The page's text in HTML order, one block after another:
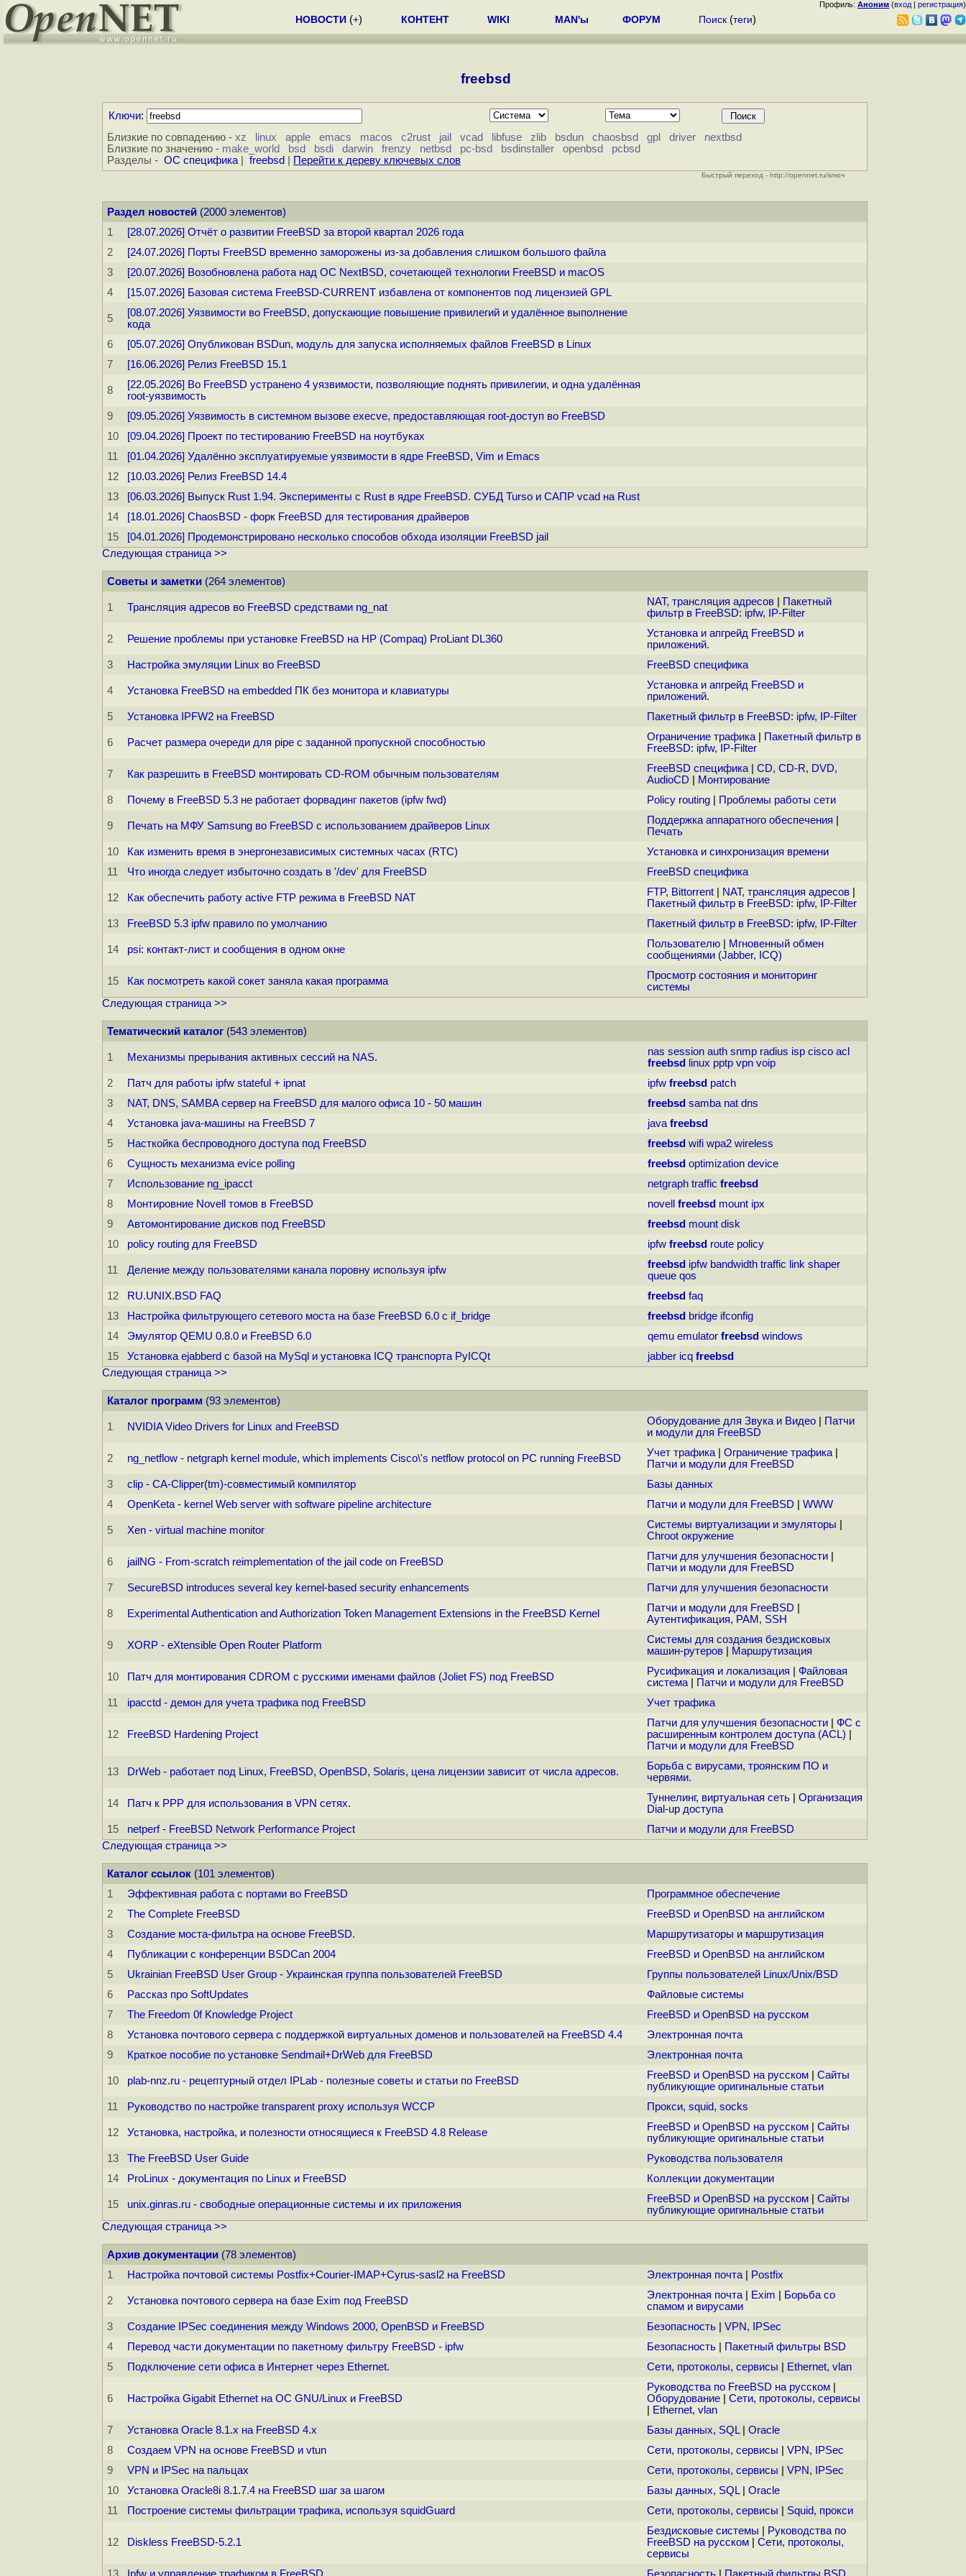
Профиль: Аноним (вход | регистрация)
НОВОСТИ (+) КОНТЕНТ WIKI MAN'ы ФОРУМ Поиск (теги)
freebsd
Ключи:
Близкие по совпадению - xz linux apple emacs macos c2rust jail vcad libfuse zlib bsdun chaosbsd gpl driver
nextbsd
Близкие по значению - make_world bsd bsdi darwin frenzy netbsd pc-bsd bsdinstaller openbsd
pcbsd
Разделы - ОС специфика| freebsd Перейти к дереву ключевых слов
Быстрый переход - http://opennet.ru/ключ
Раздел новостей (2000 элементов)
1
[28.07.2026] Отчёт о развитии FreeBSD за второй квартал 2026 года
2
[24.07.2026] Порты FreeBSD временно заморожены из-за добавления слишком большого файла
3
[20.07.2026] Возобновлена работа над ОС NextBSD, сочетающей технологии FreeBSD и macOS
4
[15.07.2026] Базовая система FreeBSD-CURRENT избавлена от компонентов под лицензией GPL
5
[08.07.2026] Уязвимости во FreeBSD, допускающие повышение привилегий и удалённое выполнение
кода
6
[05.07.2026] Опубликован BSDun, модуль для запуска исполняемых файлов FreeBSD в Linux
7
[16.06.2026] Релиз FreeBSD 15.1
8
[22.05.2026] Во FreeBSD устранено 4 уязвимости, позволяющие поднять привилегии, и одна удалённая
root-уязвимость
9
[09.05.2026] Уязвимость в системном вызове execve, предоставляющая root-доступ во FreeBSD
10
[09.04.2026] Проект по тестированию FreeBSD на ноутбуках
11
[01.04.2026] Удалённо эксплуатируемые уязвимости в ядре FreeBSD, Vim и Emacs
12
[10.03.2026] Релиз FreeBSD 14.4
13
[06.03.2026] Выпуск Rust 1.94. Эксперименты с Rust в ядре FreeBSD. СУБД Turso и САПР vcad на Rust
14
[18.01.2026] ChaosBSD - форк FreeBSD для тестирования драйверов
15
[04.01.2026] Продемонстрировано несколько способов обхода изоляции FreeBSD jail
Следующая страница >>
Советы и заметки (264 элементов)
1 Трансляция адресов во FreeBSD средствами ng_nat NAT, трансляция адресов
Пакетный
фильтр в FreeBSD: ipfw, IP-Filter
2 Решение проблемы при установке FreeBSD на HP (Compaq) ProLiant DL360
Установка и апгрейд FreeBSD и
приложений.
3
Настройка эмуляции Linux во FreeBSD FreeBSD специфика
4 Установка FreeBSD на embedded ПК без монитора и клавиатуры
Установка и апгрейд FreeBSD и
приложений.
5
Установка IPFW2 на FreeBSD Пакетный фильтр в FreeBSD: ipfw, IP-Filter
6 Расчет размера очереди для pipe с заданной пропускной способностью Ограничение трафика
Пакетный фильтр в
FreeBSD: ipfw, IP-Filter
7 Как разрешить в FreeBSD монтировать CD-ROM обычным пользователям FreeBSD специфика
CD, CD-R, DVD,
AudioCD
Монтирование
8
Почему в FreeBSD 5.3 не работает форвадинг пакетов (ipfw fwd) Policy routing Проблемы работы сети
9 Печать на МФУ Samsung во FreeBSD с использованием драйверов Linux Поддержка аппаратного обеспечения
Печать
10
Как изменить время в энергонезависимых системных часах (RTC)
Установка и синхронизация времени
11
Что иногда следует избыточно создать в '/dev' для FreeBSD FreeBSD специфика
12 Как обеспечить работу active FTP режима в FreeBSD NAT FTP, Bittorrent NAT, трансляция адресов
Пакетный фильтр в FreeBSD: ipfw, IP-Filter
13
FreeBSD 5.3 ipfw правило по умолчанию Пакетный фильтр в FreeBSD: ipfw, IP-Filter
14 psi: контакт-лист и сообщения в одном окне Пользователю
Мгновенный обмен
сообщениями (Jabber, ICQ)
15 Как посмотреть какой сокет заняла какая программа
Просмотр состояния и мониторинг
системы
Следующая страница >>
Тематический каталог (543 элементов)
1 Механизмы прерывания активных сессий на NAS. nas session auth snmp radius isp cisco acl
freebsd
linux pptp vpn voip
2
Патч для работы ipfw stateful + ipnat ipfw freebsd patch
3
NAT, DNS, SAMBA сервер на FreeBSD для малого офиса 10 - 50 машин freebsd samba nat dns
4
Установка java-машины на FreeBSD 7 java freebsd
5
Насткойка беспроводного доступа под FreeBSD freebsd wifi wpa2 wireless
6
Сущность механизма evice polling freebsd optimization device
7
Использование ng_ipacct netgraph traffic freebsd
8
Монтировние Novell томов в FreeBSD novell freebsd mount ipx
9
Автомонтирование дисков под FreeBSD freebsd mount disk
10
policy routing для FreeBSD ipfw freebsd route policy
11 Деление между пользователями канала поровну используя ipfw freebsd ipfw bandwidth traffic link shaper
queue qos
12
RU.UNIX.BSD FAQ freebsd faq
13
Настройка фильтрующего сетевого моста на базе FreeBSD 6.0 с if_bridge freebsd bridge ifconfig
14
Эмулятор QEMU 0.8.0 и FreeBSD 6.0 qemu emulator freebsd windows
15
Установка ejabberd с базой на MySql и установка ICQ транспорта PyICQt jabber icq freebsd
Следующая страница >>
Каталог программ (93 элементов)
1 NVIDIA Video Drivers for Linux and FreeBSD Оборудование для Звука и Видео
Патчи
и модули для FreeBSD
2 ng_netflow - netgraph kernel module, which implements Cisco\'s netflow protocol on PC running FreeBSD Учет трафика Ограничение трафика
Патчи и модули для FreeBSD
3
clip - CA-Clipper(tm)-совместимый компилятор
Базы данных
4
OpenKeta - kernel Web server with software pipeline architecture Патчи и модули для FreeBSD WWW
5 Xen - virtual machine monitor Системы виртуализации и эмуляторы
Chroot окружение
6 jailNG - From-scratch reimplementation of the jail code on FreeBSD Патчи для улучшения безопасности
Патчи и модули для FreeBSD
7
SecureBSD introduces several key kernel-based security enhancements Патчи для улучшения безопасности
8 Experimental Authentication and Authorization Token Management Extensions in the FreeBSD Kernel Патчи и модули для FreeBSD
Аутентификация, PAM, SSH
9 XORP - eXtensible Open Router Platform
Системы для создания бездисковых
машин-рутеров
Маршрутизация
10 Патч для монтирования CDROM с русскими именами файлов (Joliet FS) под FreeBSD Русификация и локализация
Файловая
система
Патчи и модули для FreeBSD
11
ipacctd - демон для учета трафика под FreeBSD Учет трафика
12 FreeBSD Hardening Project
Патчи для улучшения безопасности
ФС с
расширенным контролем доступа (ACL)
Патчи и модули для FreeBSD
13 DrWeb - работает под Linux, FreeBSD, OpenBSD, Solaris, цена лицензии зависит от числа адресов.
Борьба с вирусами, троянским ПО и
червями.
14 Патч к PPP для использования в VPN сетях. Туннелинг, виртуальная сеть
Организация
Dial-up доступа
15
netperf - FreeBSD Network Performance Project
Патчи и модули для FreeBSD
Следующая страница >>
Каталог ссылок (101 элементов)
1
Эффективная работа с портами во FreeBSD
Программное обеспечение
2
The Complete FreeBSD
FreeBSD и OpenBSD на английском
3
Создание моста-фильтра на основе FreeBSD.
Маршрутизаторы и маршрутизация
4
Публикации с конференции BSDCan 2004
FreeBSD и OpenBSD на английском
5
Ukrainian FreeBSD User Group - Украинская группа пользователей FreeBSD
Группы пользователей Linux/Unix/BSD
6
Рассказ про SoftUpdates
Файловые системы
7
The Freedom 0f Knowledge Project
FreeBSD и OpenBSD на русском
8
Установка почтового сервера с поддержкой виртуальных доменов и пользователей на FreeBSD 4.4
Электронная почта
9
Краткое пособие по установке Sendmail+DrWeb для FreeBSD Электронная почта
10 plab-nnz.ru - рецептурный отдел IPLab - полезные советы и статьи по FreeBSD FreeBSD и OpenBSD на русском
Сайты
публикующие оригинальные статьи
11
Руководство по настройке transparent proxy используя WCCP Прокси, squid, socks
12 Установка, настройка, и полезности относящиеся к FreeBSD 4.8 Release FreeBSD и OpenBSD на русском
Сайты
публикующие оригинальные статьи
13
The FreeBSD User Guide
Руководства пользователя
14
ProLinux - документация по Linux и FreeBSD Коллекции документации
15 unix.ginras.ru - свободные операционные системы и их приложения FreeBSD и OpenBSD на русском
Сайты
публикующие оригинальные статьи
Следующая страница >>
Архив документации (78 элементов)
1
Настройка почтовой системы Postfix+Courier-IMAP+Cyrus-sasl2 на FreeBSD Электронная почта Postfix
2 Установка почтового сервера на базе Exim под FreeBSD Электронная почта Exim
Борьба со
спамом и вирусами
3
Создание IPSec соединения между Windows 2000, OpenBSD и FreeBSD Безопасность
VPN, IPSec
4
Перевод части документации по пакетному фильтру FreeBSD - ipfw Безопасность
Пакетный фильтры BSD
5
Подключение сети офиса в Интернет через Ethernet. Сети, протоколы, сервисы Ethernet, vlan
6 Настройка Gigabit Ethernet на ОС GNU/Linux и FreeBSD
Руководства по FreeBSD на русском
Оборудование
Сети, протоколы, сервисы
Ethernet, vlan
7
Установка Oracle 8.1.x на FreeBSD 4.x Базы данных, SQL| Oracle
8
Создаем VPN на основе FreeBSD и vtun Сети, протоколы, сервисы
VPN, IPSec
9
VPN и IPSec на пальцах Сети, протоколы, сервисы
VPN, IPSec
10
Установка Oracle8i 8.1.7.4 на FreeBSD шаг за шагом Базы данных, SQL| Oracle
11
Построение системы фильтрации трафика, используя squidGuard Сети, протоколы, сервисы Squid, прокси
12 Diskless FreeBSD-5.2.1
Бездисковые системы
Руководства по
FreeBSD на русском
Сети, протоколы,
сервисы